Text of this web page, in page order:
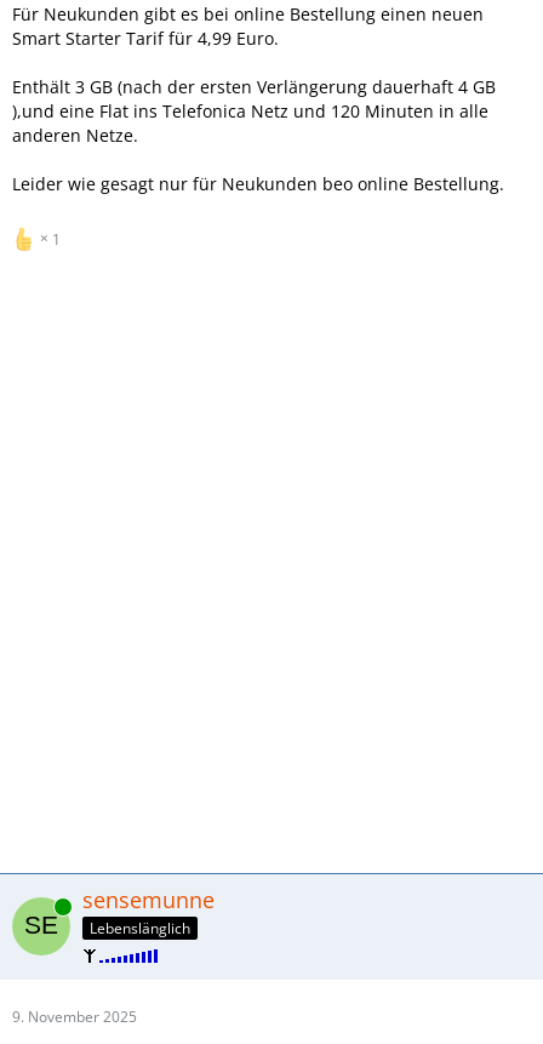
Für Neukunden gibt es bei online Bestellung einen neuen
Smart Starter Tarif für 4,99 Euro.
Enthält 3 GB (nach der ersten Verlängerung dauerhaft 4 GB
),und eine Flat ins Telefonica Netz und 120 Minuten in alle
anderen Netze.
Leider wie gesagt nur für Neukunden beo online Bestellung.
1
Online sensemunne
Lebenslänglich
9. November 2025